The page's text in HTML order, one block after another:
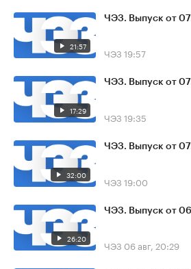
21:57
ЧЭЗ. Выпуск от
ЧЭЗ 19:57
17:29
ЧЭЗ. Выпуск от
ЧЭЗ 19:35
32:00
ЧЭЗ. Выпуск от
ЧЭЗ 19:00
26:20
ЧЭЗ. Выпуск от
ЧЭЗ 06 авг, 20:29